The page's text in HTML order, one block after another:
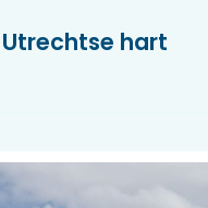
hart